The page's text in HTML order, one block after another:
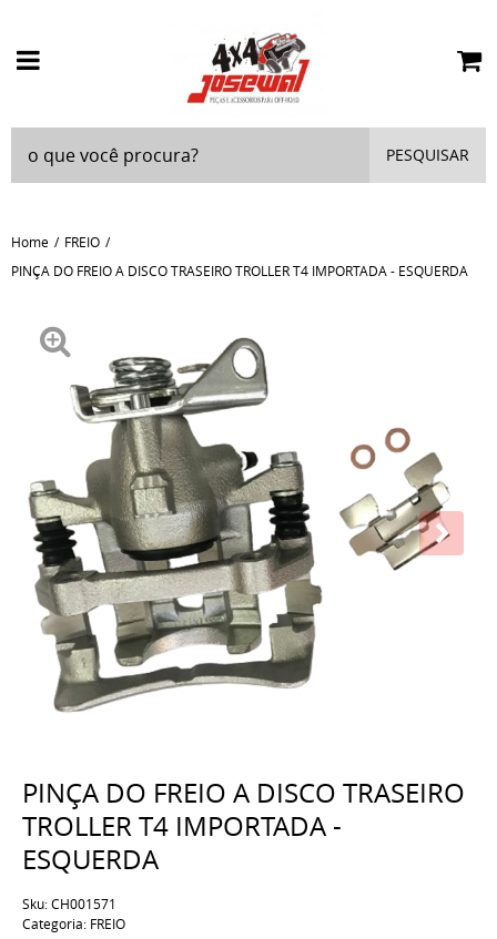
PESQUISAR
Home
FREIO
PINÇA DO FREIO A DISCO TRASEIRO TROLLER T4 IMPORTADA - ESQUERDA
PINÇA DO FREIO A DISCO TRASEIRO
TROLLER T4 IMPORTADA -
ESQUERDA
Sku:CH001571
Categoria: FREIO